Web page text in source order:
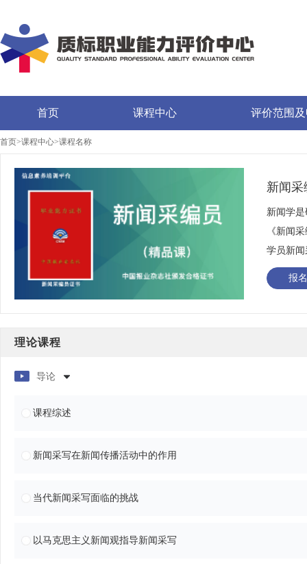
首页 课程中心 评价范围
首页>课程中心>课程名称
新闻采
新闻学
《新闻
学员新
报
理论课程
导论
课程综述
新闻采写在新闻传播活动中的作用
当代新闻采写面临的挑战
以马克思主义新闻观指导新闻采写